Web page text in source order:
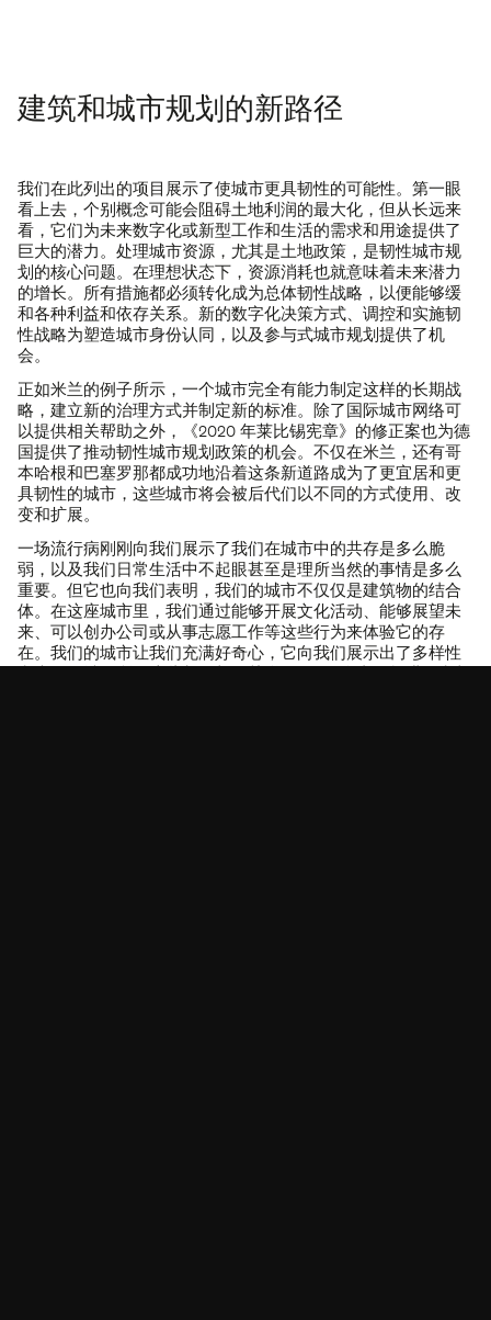
建筑和城市规划的新路径
我们在此列出的项目展示了使城市更具韧性的可能性。第一眼
看上去，个别概念可能会阻碍土地利润的最大化，但从长远来
看，它们为未来数字化或新型工作和生活的需求和用途提供了
巨大的潜力。处理城市资源，尤其是土地政策，是韧性城市规
划的核心问题。在理想状态下，资源消耗也就意味着未来潜力
的增长。所有措施都必须转化成为总体韧性战略，以便能够缓
和各种利益和依存关系。新的数字化决策方式、调控和实施韧
性战略为塑造城市身份认同，以及参与式城市规划提供了机
会。
正如米兰的例子所示，一个城市完全有能力制定这样的长期战
略，建立新的治理方式并制定新的标准。除了国际城市网络可
以提供相关帮助之外，《2020 年莱比锡宪章》的修正案也为德
国提供了推动韧性城市规划政策的机会。不仅在米兰，还有哥
本哈根和巴塞罗那都成功地沿着这条新道路成为了更宜居和更
具韧性的城市，这些城市将会被后代们以不同的方式使用、改
变和扩展。
一场流行病刚刚向我们展示了我们在城市中的共存是多么脆
弱，以及我们日常生活中不起眼甚至是理所当然的事情是多么
重要。但它也向我们表明，我们的城市不仅仅是建筑物的结合
体。在这座城市里，我们通过能够开展文化活动、能够展望未
来、可以创办公司或从事志愿工作等这些行为来体验它的存
在。我们的城市让我们充满好奇心，它向我们展示出了多样性
欢迎您随时了解我们的最新状况。
KSP ENGEL
联系方式
出版信息
出版信息
数据保护
脸书
即刻
领英
微信